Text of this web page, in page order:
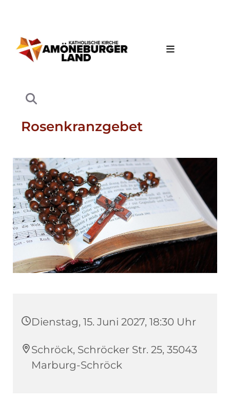
Rosenkranzgebet
Dienstag, 15. Juni 2027, 18:30 Uhr
Schröck, Schröcker Str. 25, 35043
Marburg-Schröck